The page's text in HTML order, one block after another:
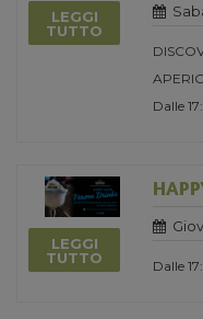
LEGGI
TUTTO
Dalle
LEGGI
TUTTO
Dalle